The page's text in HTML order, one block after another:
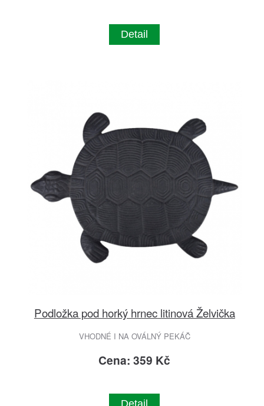
Detail
Podložka pod horký hrnec litinová Želvička
VHODNÉ I NA OVÁLNÝ PEKÁČ
Cena: 359 Kč